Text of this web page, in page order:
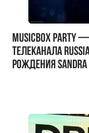
MUSICBOX
телеканала
рождения Sandra